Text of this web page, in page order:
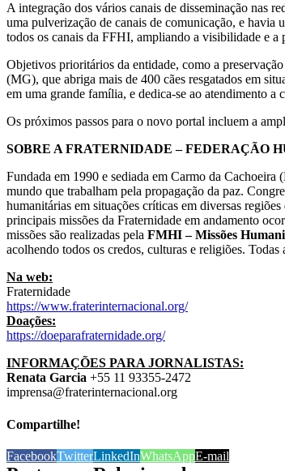
A integração dos vários canais de disseminação nas
uma pulverização de canais de comunicação, e havia
todos os canais da FFHI, ampliando a visibilidade e
Objetivos prioritários da entidade, como a
(MG), que abriga mais de 400 cães resgatados em
em uma grande família, e dedica-se ao atendimento a
Os próximos passos para o novo portal incluem a
SOBRE A FRATERNIDADE – FEDERAÇÃO
Fundada em 1990 e sediada em Carmo da
mundo que trabalham pela propagação da paz.
humanitárias em situações críticas em diversas
principais missões da Fraternidade em andamento
missões são realizadas pela FMHI – Missões
acolhendo todos os credos, culturas e religiões.
Na web:
Fraternidade
https://www.fraterinternacional.org/
Doações:
https://doeparafraternidade.org/
INFORMAÇÕES PARA JORNALISTAS:
Renata Garcia +55 11 93355-2472
imprensa@fraterinternacional.org
Compartilhe!
FacebookTwitterLinkedInWhatsAppE-mail